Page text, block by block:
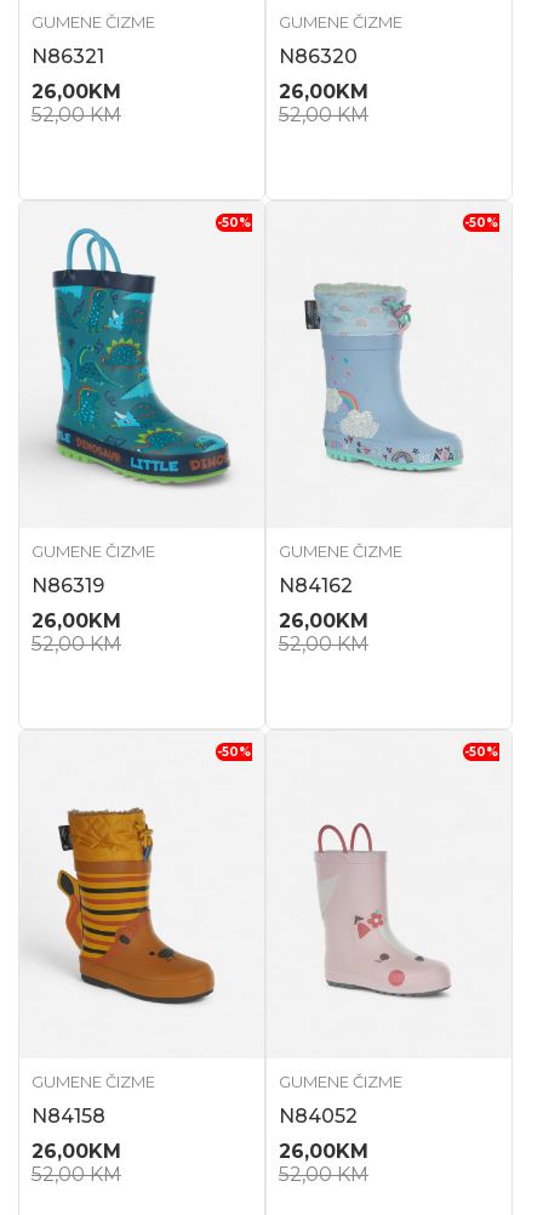
GUMENE ČIZME
N86321
26,00KM
52,00KM
GUMENE ČIZME
N86320
26,00KM
52,00KM
-50%
GUMENE ČIZME
N86319
26,00KM
52,00KM
-50%
GUMENE ČIZME
N84162
26,00KM
52,00KM
-50%
GUMENE ČIZME
N84158
26,00KM
52,00KM
-50%
GUMENE ČIZME
N84052
26,00KM
52,00KM